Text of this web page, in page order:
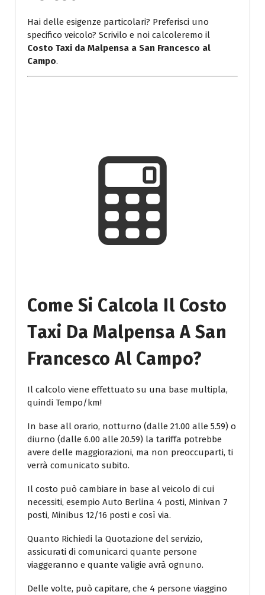
Hai delle esigenze particolari? Preferisci uno
specifico veicolo? Scrivilo e noi calcoleremo il
Costo Taxi da Malpensa a San Francesco al
Campo.
Come Si Calcola Il Costo
Taxi Da Malpensa A San
Francesco Al Campo?
Il calcolo viene effettuato su una base multipla,
quindi Tempo/km!
In base all orario, notturno (dalle 21.00 alle 5.59) o
diurno (dalle 6.00 alle 20.59) la tariffa potrebbe
avere delle maggiorazioni, ma non preoccuparti, ti
verrà comunicato subito.
Il costo può cambiare in base al veicolo di cui
necessiti, esempio Auto Berlina 4 posti, Minivan 7
posti, Minibus 12/16 posti e così via.
Quanto Richiedi la Quotazione del servizio,
assicurati di comunicarci quante persone
viaggeranno e quante valigie avrà ognuno.
Delle volte, può capitare, che 4 persone viaggino